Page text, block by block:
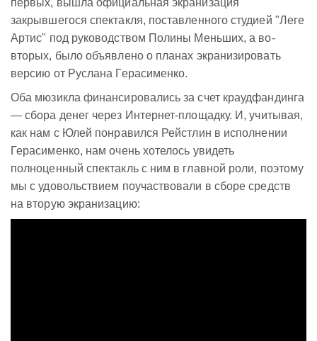
первых, вышла официальная экранизация
закрывшегося спектакля, поставленного студией "Леге
Артис" под руководством Полины Меньших, а во-
вторых, было объявлено о планах экранизировать
версию от Руслана Герасименко.
Оба мюзикла финансировались за счет краудфандинга
— сбора денег через Интернет-площадку. И, учитывая,
как нам с Юлей понравился Рейстлин в исполнении
Герасименко, нам очень хотелось увидеть
полноценный спектакль с ним в главной роли, поэтому
мы с удовольствием поучаствовали в сборе средств
на вторую экранизацию: